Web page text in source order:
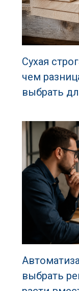
Сухая
чем
выбрать
выбрать